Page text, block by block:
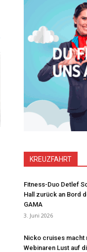
KREUZFAHRT
Fitness-Duo Detlef
Hall zurück an Bord
GAMA
3. Juni 2026
Nicko cruises macht
Webinaren Lust auf